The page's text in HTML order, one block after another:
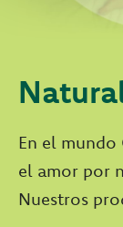
En el mundo
el amor por
Nuestros